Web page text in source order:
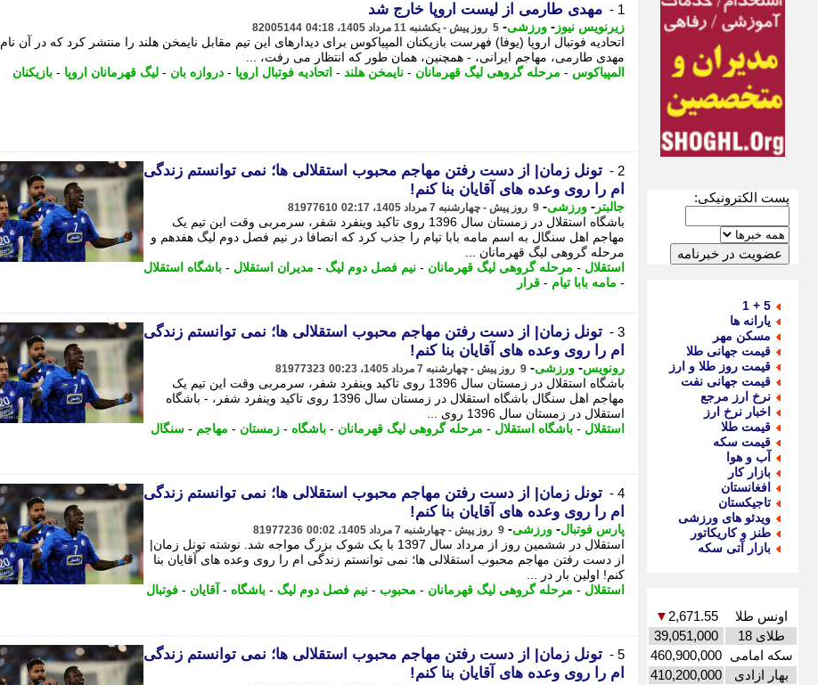
پست الکترونیکی:
5 + 1
یارانه ها
مسکن مهر
قیمت جهانی طلا
قیمت روز طلا و ارز
قیمت جهانی نفت
نرخ ارز مرجع
اخبار نرخ ارز
قیمت طلا
قیمت سکه
آب و هوا
بازار کار
افغانستان
تاجیکستان
ویدئو های ورزشی
طنز و کاریکاتور
بازار آتی سکه
اونس طلا 2,671.55
▼
طلای 18
39,051,000
سکه امامی 460,900,000
بهار ازادی
410,200,000
1 - مهدی طارمی از لیست اروپا خارج شد
زیرنویس نیوز - ورزشی- 5 روز پیش - یکشنبه 11 مرداد 1405، 04:18 82005144
اتحادیه فوتبال اروپا (یوفا) فهرست بازیکنان المپیاکوس برای دیدارهای این تیم مقابل نایمخن هلند را منتشر کرد که در آن نام
مهدی طارمی، مهاجم ایرانی، - همچنین، همان طور که انتظار می رفت، ...
المپیاکوس - مرحله گروهی لیگ قهرمانان - نایمخن هلند - اتحادیه فوتبال اروپا - دروازه بان - لیگ قهرمانان اروپا - بازیکنان
2 -
تونل زمان| از دست رفتن مهاجم محبوب استقلالی ها؛ نمی توانستم زندگی
ام را روی وعده های آقایان بنا کنم!
جالبتر - ورزشی- 9 روز پیش - چهارشنبه 7 مرداد 1405، 02:17 81977610
باشگاه استقلال در زمستان سال 1396 روی تاکید وینفرد شفر، سرمربی وقت این تیم یک
مهاجم اهل سنگال به اسم مامه بابا تیام را جذب کرد که انصافا در نیم فصل دوم لیگ هفدهم و
مرحله گروهی لیگ قهرمانان ...
استقلال - مرحله گروهی لیگ قهرمانان - نیم فصل دوم لیگ - مدیران استقلال - باشگاه استقلال
- مامه بابا تیام - قرار
3 -
تونل زمان| از دست رفتن مهاجم محبوب استقلالی ها؛ نمی توانستم زندگی
ام را روی وعده های آقایان بنا کنم!
رونویس- ورزشی- 9 روز پیش - چهارشنبه 7 مرداد 1405، 00:23 81977323
باشگاه استقلال در زمستان سال 1396 روی تاکید وینفرد شفر، سرمربی وقت این تیم یک
مهاجم اهل سنگال باشگاه استقلال در زمستان سال 1396 روی تاکید وینفرد شفر، - باشگاه
استقلال در زمستان سال 1396 روی ...
استقلال - باشگاه استقلال - مرحله گروهی لیگ قهرمانان - باشگاه - زمستان - مهاجم - سنگال
4 -
تونل زمان| از دست رفتن مهاجم محبوب استقلالی ها؛ نمی توانستم زندگی
ام را روی وعده های آقایان بنا کنم!
پارس فوتبال- ورزشی- 9 روز پیش - چهارشنبه 7 مرداد 1405، 00:02 81977236
استقلال در ششمین روز از مرداد سال 1397 با یک شوک بزرگ مواجه شد. نوشته تونل زمان|
از دست رفتن مهاجم محبوب استقلالی ها؛ نمی توانستم زندگی ام را روی وعده های آقایان بنا
کنم! اولین بار در ...
استقلال - مرحله گروهی لیگ قهرمانان - محبوب - نیم فصل دوم لیگ - باشگاه - آقایان - فوتبال
5 -
تونل زمان| از دست رفتن مهاجم محبوب استقلالی ها؛ نمی توانستم زندگی
ام را روی وعده های آقایان بنا کنم!